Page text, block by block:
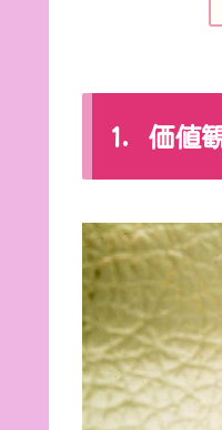
1. 価値